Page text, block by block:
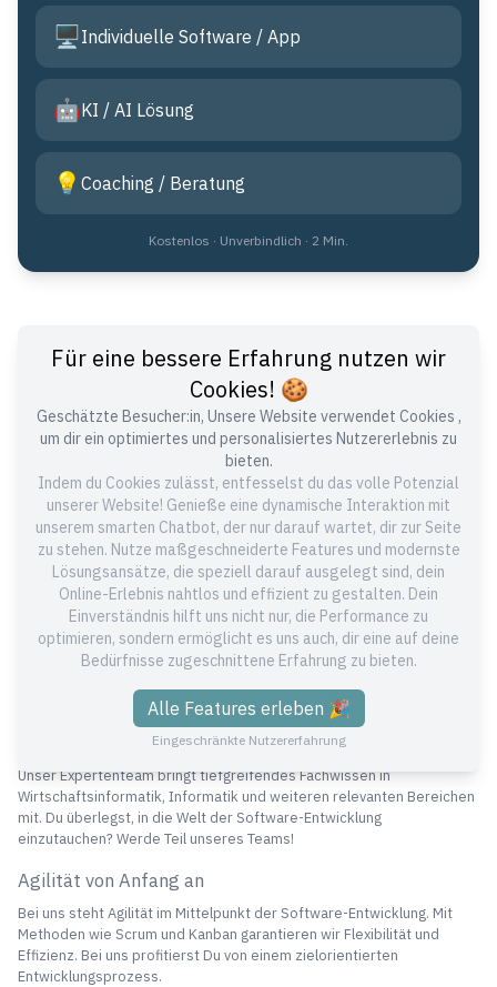
🖥️Individuelle Software / App
🤖KI / AI Lösung
💡 Coaching / Beratung
Kostenlos · Unverbindlich · 2 Min.
Für eine bessere Erfahrung nutzen wir
Cookies! 🍪
Geschätzte Besucher:in, Unsere Website verwendet Cookies ,
um dir ein optimiertes und personalisiertes Nutzererlebnis zu
bieten.
Indem du Cookies zulässt, entfesselst du das volle Potenzial
unserer Website! Genieße eine dynamische Interaktion mit
unserem smarten Chatbot, der nur darauf wartet, dir zur Seite
zu stehen. Nutze maßgeschneiderte Features und modernste
Lösungsansätze, die speziell darauf ausgelegt sind, dein
Online-Erlebnis nahtlos und effizient zu gestalten. Dein
Einverständnis hilft uns nicht nur, die Performance zu
optimieren, sondern ermöglicht es uns auch, dir eine auf deine
Bedürfnisse zugeschnittene Erfahrung zu bieten.
Alle Features erleben 🎉
Eingeschränkte Nutzererfahrung
Expertise im Software-Entwicklungsbereich
Seit 2012 bieten wir maßgeschneiderte Lösungen für alle, die Wert
auf individuelle Softwarelösungen legen. Ob in den Bereichen
Elektrische Energietechnik, Logistik, B2B Shops, Banking und vielen
anderen - bei uns bist Du richtig. Unsere profunde Marktkenntnis im
Raum Würzburg steht für Qualität und Expertise.
Qualität im Vordergrund
Wenn Du bei uns Deine Software entwickeln lässt, garantieren wir
höchste Qualitätsstandards. Mit modernsten Technologien und der
AWS Cloud setzen wir Deine Visionen in die Realität um. Durch unsere
Top Expertise in der Software-Entwicklung
Unser Expertenteam bringt tiefgreifendes Fachwissen in
Wirtschaftsinformatik, Informatik und weiteren relevanten Bereichen
mit. Du überlegst, in die Welt der Software-Entwicklung
einzutauchen? Werde Teil unseres Teams!
Agilität von Anfang an
Bei uns steht Agilität im Mittelpunkt der Software-Entwicklung. Mit
Methoden wie Scrum und Kanban garantieren wir Flexibilität und
Effizienz. Bei uns profitierst Du von einem zielorientierten
Entwicklungsprozess.